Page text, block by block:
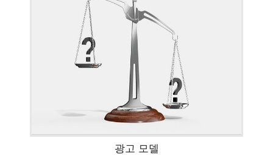
광고 모델